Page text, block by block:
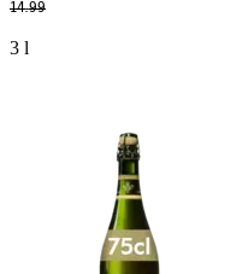
14.99
3 l